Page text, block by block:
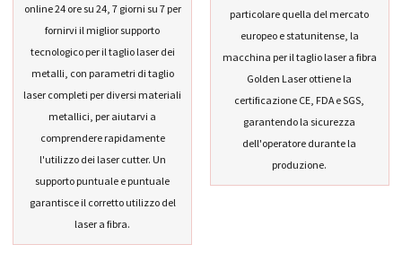
online 24 ore su 24, 7 giorni su 7 per
fornirvi il miglior supporto
tecnologico per il taglio laser dei
metalli, con parametri di taglio
laser completi per diversi materiali
metallici, per aiutarvi a
comprendere rapidamente
l'utilizzo dei laser cutter. Un
supporto puntuale e puntuale
garantisce il corretto utilizzo del
laser a fibra.
particolare quella del mercato
europeo e statunitense, la
macchina per il taglio laser a fibra
Golden Laser ottiene la
certificazione CE, FDA e SGS,
garantendo la sicurezza
dell'operatore durante la
produzione.